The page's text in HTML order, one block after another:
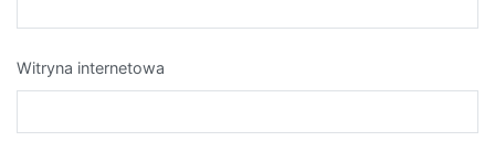
Witryna internetowa